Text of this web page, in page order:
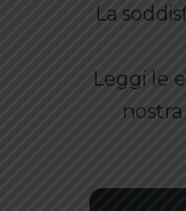
La
Leggi le